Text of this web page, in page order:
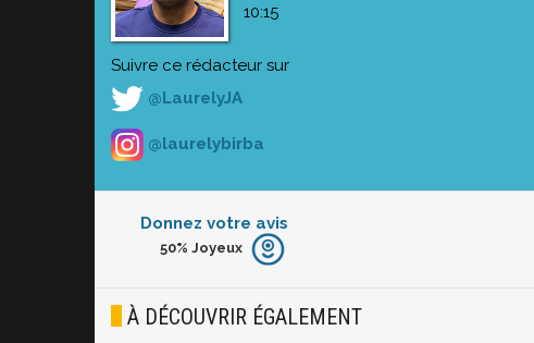
10:15
Suivre ce rédacteur sur
@LaurelyJA
@laurelybirba
Donnez votre avis
Furieux
50% Joyeux
À DÉCOUVRIR ÉGALEMENT